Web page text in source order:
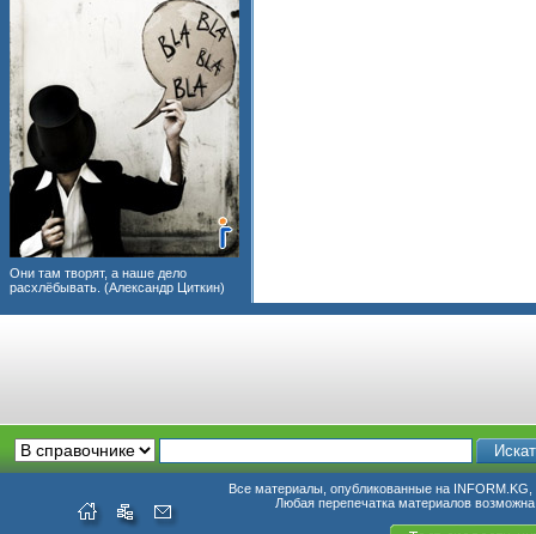
Они там творят, а наше дело
расхлёбывать. (Александр Циткин)
Все материалы, опубликованные на INFORM.KG,
Любая перепечатка материалов